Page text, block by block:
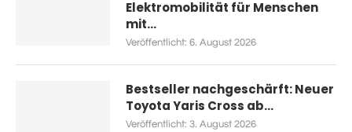
Elektromobilität für Menschen
mit...
Veröffentlicht: 6. August 2026
Bestseller nachgeschärft: Neuer
Toyota Yaris Cross ab...
Veröffentlicht: 3. August 2026